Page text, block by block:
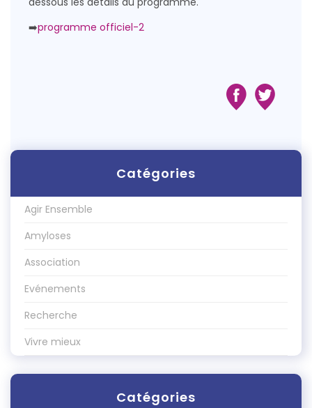
➡️programme officiel-2
Catégories
Agir Ensemble
Amyloses
Association
Evénements
Recherche
Vivre mieux
Catégories